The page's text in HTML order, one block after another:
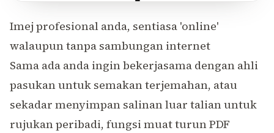
Imej profesional anda, sentiasa 'online'
walaupun tanpa sambungan internet
Sama ada anda ingin bekerjasama dengan ahli
pasukan untuk semakan terjemahan, atau
sekadar menyimpan salinan luar talian untuk
rujukan peribadi, fungsi muat turun PDF